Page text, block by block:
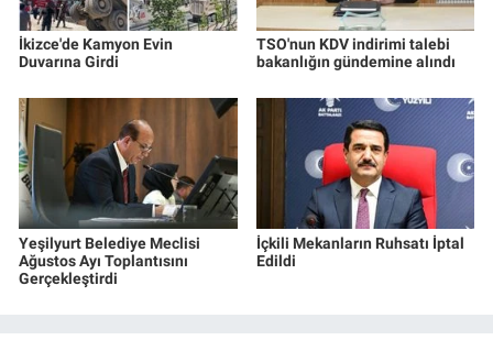
İkizce'de Kamyon Evin
Duvarına Girdi
TSO'nun KDV indirimi talebi
bakanlığın gündemine alındı
Yeşilyurt Belediye Meclisi
Ağustos Ayı Toplantısını
Gerçekleştirdi
İçkili Mekanların Ruhsatı İptal
Edildi